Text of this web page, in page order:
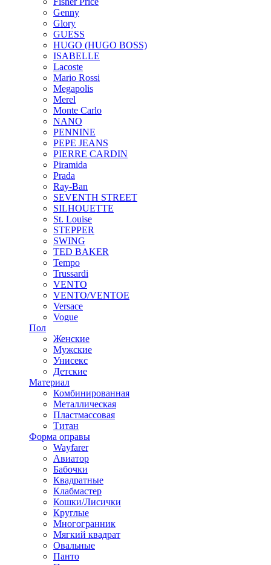
Genny
Glory
GUESS
HUGO (HUGO BOSS)
ISABELLE
Lacoste
Mario Rossi
Megapolis
Merel
Monte Carlo
NANO
PENNINE
PEPE JEANS
PIERRE CARDIN
Piramida
Prada
Ray-Ban
SEVENTH STREET
SILHOUETTE
St. Louise
STEPPER
SWING
TED BAKER
Tempo
Trussardi
VENTO
VENTO/VENTOE
Versace
Vogue
Пол
Женские
Мужские
Унисекс
Детские
Материал
Комбинированная
Металлическая
Пластмассовая
Титан
Форма оправы
Wayfarer
Авиатор
Бабочки
Квадратные
Клабмастер
Кошки/Лисички
Круглые
Многогранник
Мягкий квадрат
Овальные
Панто